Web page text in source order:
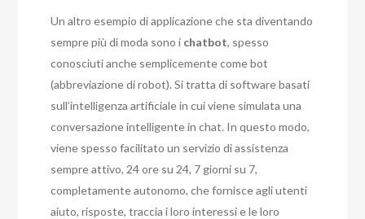
Un altro esempio di applicazione che sta diventando
sempre più di moda sono i chatbot, spesso
conosciuti anche semplicemente come bot
(abbreviazione di robot). Si tratta di software basati
sull’intelligenza artificiale in cui viene simulata una
conversazione intelligente in chat. In questo modo,
viene spesso facilitato un servizio di assistenza
sempre attivo, 24 ore su 24, 7 giorni su 7,
completamente autonomo, che fornisce agli utenti
aiuto, risposte, traccia i loro interessi e le loro